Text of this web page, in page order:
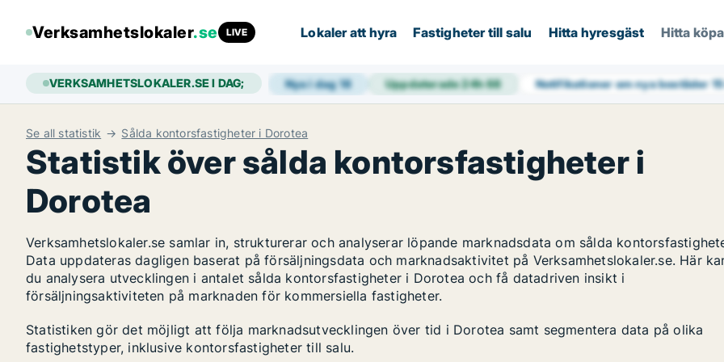
Verksamhetslokaler.se LIVE Lokaler att hyra Fastigheter till salu Hitta hyresgäst Hitta
VERKSAMHETSLOKALER.SE I DAG; Nya i dag18 Uppdaterade 24h68 Notifikationer om nya bostäder
Se all statistik Sålda kontorsfastigheter i Dorotea
Statistik över sålda kontorsfastigheter i
Dorotea
Verksamhetslokaler.se samlar in, strukturerar och analyserar löpande marknadsdata om sålda
Data uppdateras dagligen baserat på försäljningsdata och marknadsaktivitet på Verksamhetslokaler.se. Här
du analysera utvecklingen i antalet sålda kontorsfastigheter i Dorotea och få datadriven insikt i
försäljningsaktiviteten på marknaden för kommersiella fastigheter.
Statistiken gör det möjligt att följa marknadsutvecklingen över tid i Dorotea samt segmentera data på olika
fastighetstyper, inklusive kontorsfastigheter till salu.